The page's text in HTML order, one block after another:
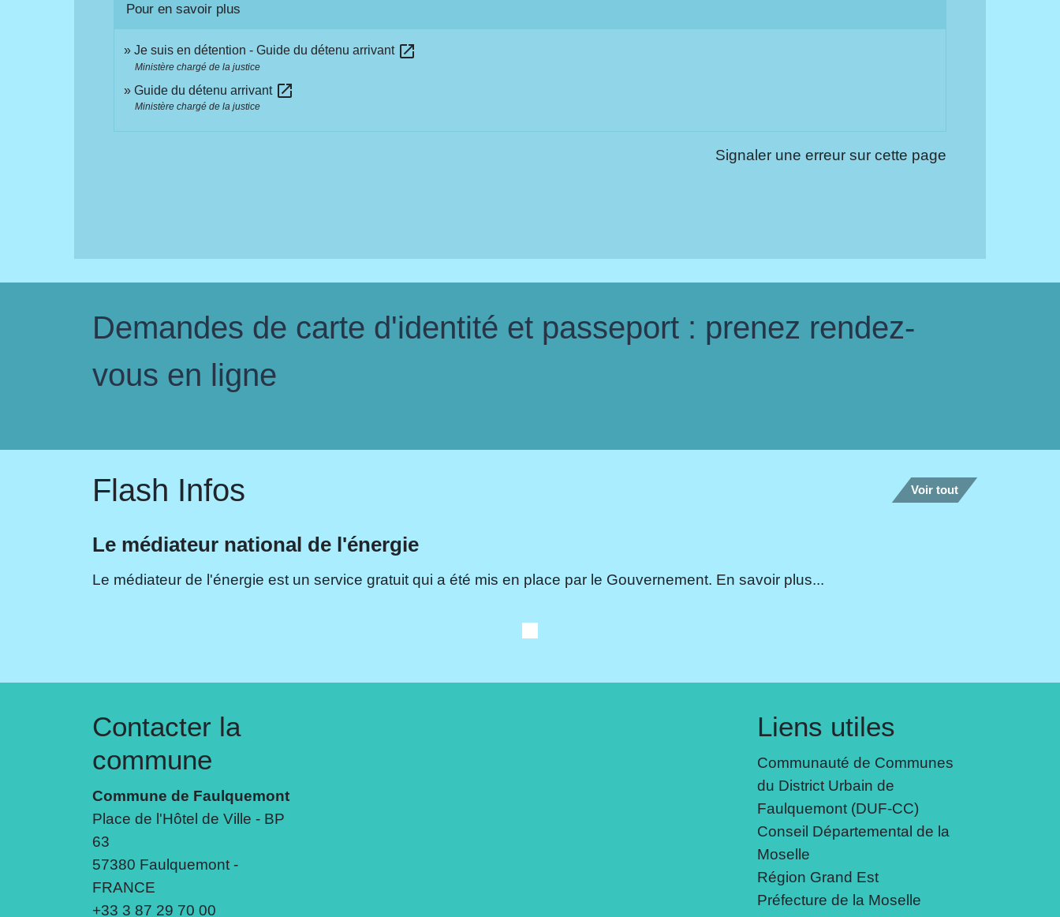
Pour en savoir plus
Je suis en détention - Guide du détenu arrivant open_in_new
Ministère chargé de la justice
Guide du détenu arrivant open_in_new
Ministère chargé de la justice
Signaler une erreur sur cette page
Demandes de carte d'identité et passeport : prenez rendez-
vous en ligne
Flash Infos Voir tout
Le médiateur national de l'énergie
Le médiateur de l'énergie est un service gratuit qui a été mis en place par le Gouvernement. En savoir plus...
Contacter la
commune
Commune de Faulquemont
Place de l'Hôtel de Ville - BP
63
57380 Faulquemont -
FRANCE
+33 3 87 29 70 00
Liens utiles
Communauté de Communes
du District Urbain de
Faulquemont (DUF-CC)
Conseil Départemental de la
Moselle
Région Grand Est
Préfecture de la Moselle